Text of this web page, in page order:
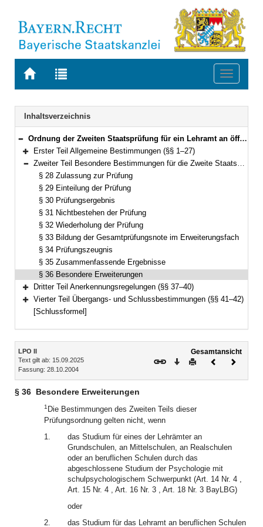
Zur
BAYERN.RECHT
Zur
letzten
Suche
Toggle
Navigation
Inhaltsverzeichnis
Bereich reduzieren
Ordnung der Zweiten Staatsprüfung für ein Lehramt an öffentlichen Schulen (Lehramtsprüfungsordnung II – LPO II) Vom 28. Oktober 2004 (GVBl. S. 428) BayRS 2038-3-4-8-11-K (§§ 1–42)
Bereich erweitern
Erster Teil Allgemeine Bestimmungen (§§ 1–27)
Bereich reduzieren
Zweiter Teil Besondere Bestimmungen für die Zweite Staatsprüfung im Erweiterungsfach (§§ 28–36)
§ 28 Zulassung zur Prüfung
§ 29 Einteilung der Prüfung
§ 30 Prüfungsergebnis
§ 31 Nichtbestehen der Prüfung
§ 32 Wiederholung der Prüfung
§ 33 Bildung der Gesamtprüfungsnote im Erweiterungsfach
§ 34 Prüfungszeugnis
§ 35 Zusammenfassende Ergebnisse
§ 36 Besondere Erweiterungen
Bereich erweitern
Dritter Teil Anerkennungsregelungen (§§ 37–40)
Bereich erweitern
Vierter Teil Übergangs- und Schlussbestimmungen (§§ 41–42)
[Schlussformel]
Inhalt
LPO II
Text gilt ab: 15.09.2025
Fassung: 28.10.2004
Gesamtansicht
Download
DruckenVorheriges
§ 36 Besondere Erweiterungen
1 Die Bestimmungen des Zweiten Teils dieser
Prüfungsordnung gelten nicht, wenn
1.
das Studium für eines der Lehrämter an
Grundschulen, an Mittelschulen, an Realschulen
oder an beruflichen Schulen durch das
abgeschlossene Studium der Psychologie mit
schulpsychologischem Schwerpunkt (Art. 14 Nr. 4 ,
Art. 15 Nr. 4 , Art. 16 Nr. 3 , Art. 18 Nr. 3 BayLBG)
oder
2.
das Studium für das Lehramt an beruflichen Schulen